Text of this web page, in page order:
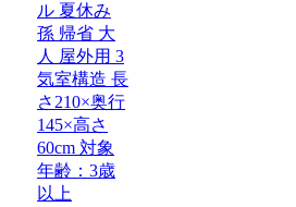
ル 夏休み
孫 帰省 大
人 屋外用 3
気室構造 長
さ210×奥行
145×高さ
60cm 対象
年齢：3歳
以上